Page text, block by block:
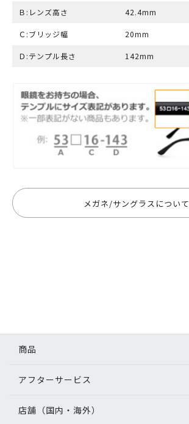
Ｂ:レンズ高さ 42.4mm
Ｃ:ブリッジ幅 20mm
Ｄ:テンプル長さ 142mm
メガネ/サングラスについて
商品
アフターサービス
店舗（国内・海外）